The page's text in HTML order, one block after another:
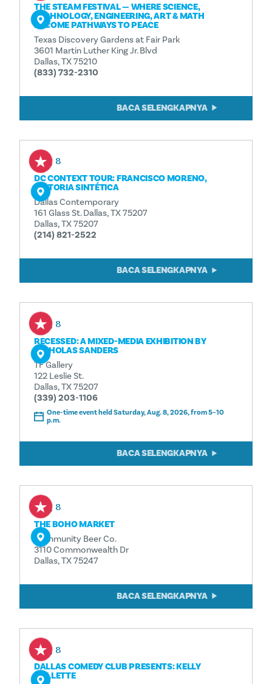
THE STEAM FESTIVAL — WHERE SCIENCE,
TECHNOLOGY, ENGINEERING, ART & MATH
BECOME PATHWAYS TO PEACE
Texas Discovery Gardens at Fair Park
3601 Martin Luther King Jr. Blvd
Dallas, TX 75210
(833) 732-2310
BACA SELENGKAPNYA
Aug 8
DC CONTEXT TOUR: FRANCISCO MORENO,
HISTORIA SINTÉTICA
Dallas Contemporary
161 Glass St. Dallas, TX 75207
Dallas, TX 75207
(214) 821-2522
BACA SELENGKAPNYA
Aug 8
RECESSED: A MIXED-MEDIA EXHIBITION BY
NICHOLAS SANDERS
TF Gallery
122 Leslie St.
Dallas, TX 75207
(339) 203-1106
One-time event held Saturday, Aug. 8, 2026, from 5–10
p.m.
BACA SELENGKAPNYA
Aug 8
THE BOHO MARKET
Community Beer Co.
3110 Commonwealth Dr
Dallas, TX 75247
BACA SELENGKAPNYA
Aug 8
DALLAS COMEDY CLUB PRESENTS: KELLY
COLLETTE